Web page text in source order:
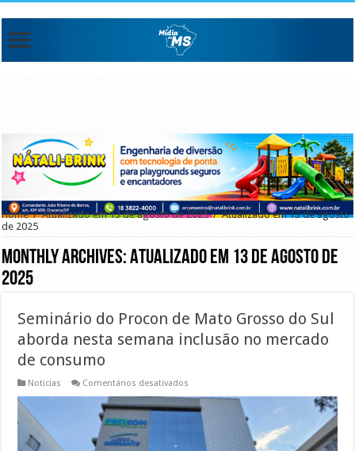
Home / Atualizado em 13 de agosto de 2025 / Atualizado em 13 de agosto
de 2025
Monthly Archives:Atualizado em 13 de agosto de
2025
Seminário do Procon de Mato Grosso do Sul
aborda nesta semana inclusão no mercado
de consumo
Noticias Comentários desativados
Procon
Mato
Grosso